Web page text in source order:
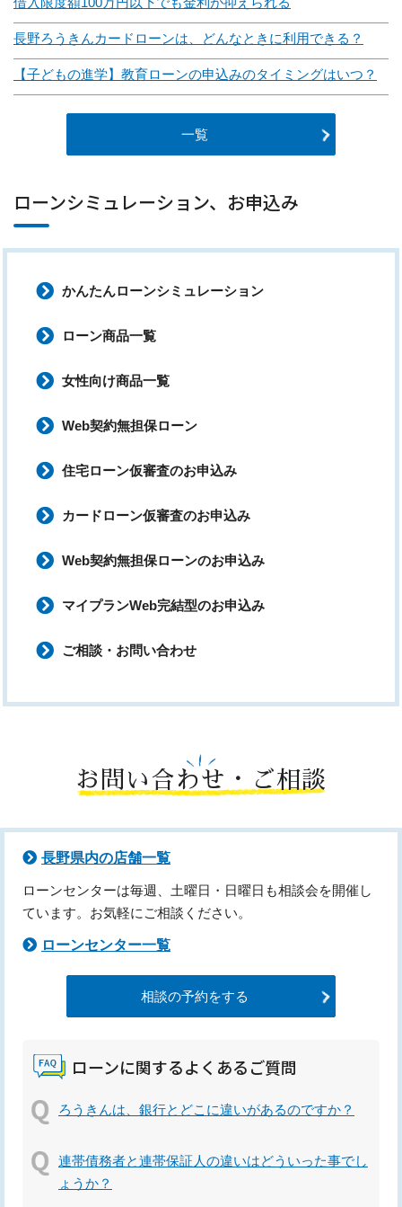
長野ろうきんカードローンは、どんなときに利用できる？
【子どもの進学】教育ローンの申込みのタイミングはいつ？
一覧
ローンシミュレーション、お申込み
かんたんローンシミュレーション
ローン商品一覧
女性向け商品一覧
Web契約無担保ローン
住宅ローン仮審査のお申込み
カードローン仮審査のお申込み
Web契約無担保ローンのお申込み
マイプランWeb完結型のお申込み
ご相談・お問い合わせ
お問い合わせ・ご相談
長野県内の店舗一覧
ローンセンターは毎週、土曜日・日曜日も相談会を開催し
ています。お気軽にご相談ください。
ローンセンター一覧
相談の予約をする
ローンに関するよくあるご質問
ろうきんは、銀行とどこに違いがあるのですか？
連帯債務者と連帯保証人の違いはどういった事でし
ょうか？